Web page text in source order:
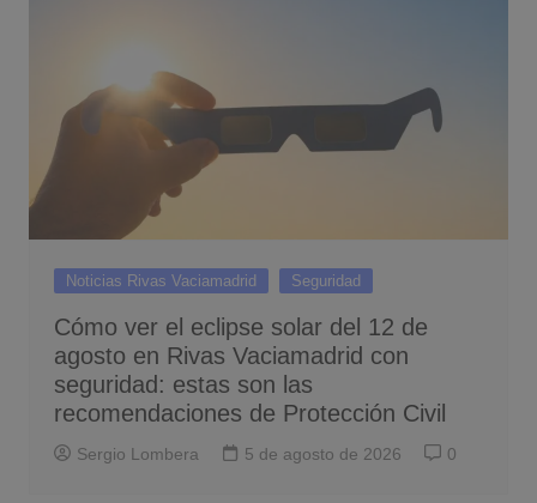
Noticias Rivas Vaciamadrid Seguridad
Cómo ver el eclipse solar del 12 de
agosto en Rivas Vaciamadrid con
seguridad: estas son las
recomendaciones de Protección Civil
Sergio Lombera 5 de agosto de 2026 0